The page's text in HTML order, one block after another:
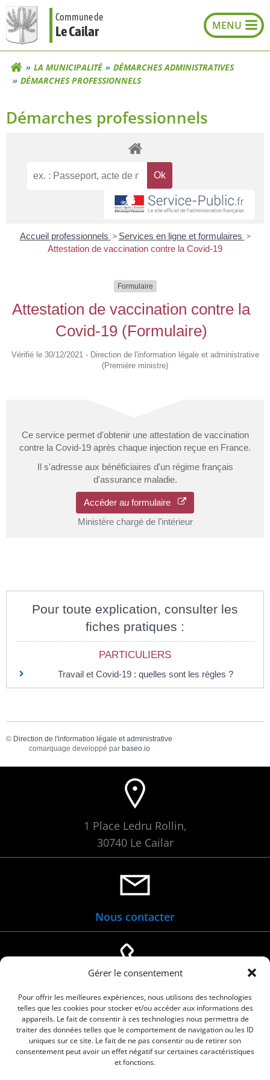
Gérer le consentement
Pour offrir les meilleures expériences, nous utilisons des technologies
telles que les cookies pour stocker et/ou accéder aux informations des
appareils. Le fait de consentir à ces technologies nous permettra de
traiter des données telles que le comportement de navigation ou les ID
uniques sur ce site. Le fait de ne pas consentir ou de retirer son
consentement peut avoir un effet négatif sur certaines caractéristiques
et fonctions.
Aller
au
contenu
Commune de
Le Cailar
LA MUNICIPALITÉ
DÉMARCHES ADMINISTRATIVES
DÉMARCHES PROFESSIONNELS
Démarches professionnels
Accueil professionnels > Services en ligne et formulaires >
Attestation de vaccination contre la Covid‑19
Formulaire
Attestation de vaccination contre la
Covid‑19 (Formulaire)
Vérifié le 30/12/2021 - Direction de l'information légale et administrative
(Première ministre)
Ce service permet d'obtenir une attestation de vaccination
contre la Covid-19 après chaque injection reçue en France.
Il s'adresse aux bénéficiaires d'un régime français
d'assurance maladie.
Accéder au formulaire
Ministère chargé de l'intérieur
Pour toute explication, consulter les
fiches pratiques :
PARTICULIERS
Travail et Covid-19 : quelles sont les règles ?
© Direction de l'information légale et administrative
comarquage developpé par baseo.io
1 Place Ledru Rollin,
30740 Le Cailar
Nous contacter
04 66 88 01 05